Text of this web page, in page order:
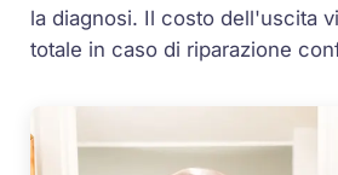
la diagnosi. Il costo dell'uscita
totale in caso di riparazione